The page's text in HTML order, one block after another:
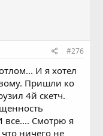
#276
И я хотел
Пришли ко
4й скетч.
все.... Смотрю я
ничего не